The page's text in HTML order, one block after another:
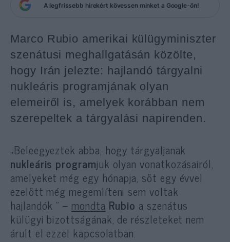
A legfrissebb hírekért kövessen minket a Google-ön!
Marco Rubio amerikai külügyminiszter
szenátusi meghallgatásán közölte,
hogy Irán jelezte: hajlandó tárgyalni
nukleáris programjának olyan
elemeiről is, amelyek korábban nem
szerepeltek a tárgyalási napirenden.
„Beleegyeztek abba, hogy tárgyaljanak
nukleáris programjuk olyan vonatkozásairól,
amelyeket még egy hónapja, sőt egy évvel
ezelőtt még megemlíteni sem voltak
hajlandók ” – mondta Rubio a szenátus
külügyi bizottságának, de részleteket nem
árult el ezzel kapcsolatban.